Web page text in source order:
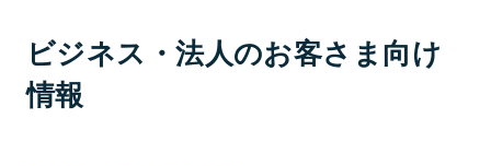
ビジネス・法人のお客さま向け
情報